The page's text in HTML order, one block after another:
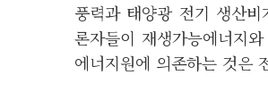
풍력과 태양광 전기 생산
론자들이 재생가능에너지
에너지원에 의존하는 것은